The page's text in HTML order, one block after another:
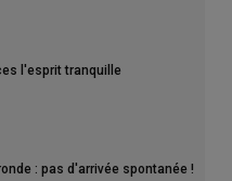
l'esprit tranquille
: pas d'arrivée spontanée !